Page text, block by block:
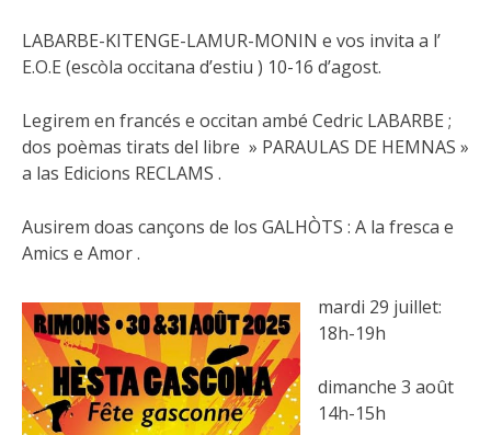
LABARBE-KITENGE-LAMUR-MONIN e vos invita a l’
E.O.E (escòla occitana d’estiu ) 10-16 d’agost.
Legirem en francés e occitan ambé Cedric LABARBE ;
dos poèmas tirats del libre » PARAULAS DE HEMNAS »
a las Edicions RECLAMS .
Ausirem doas cançons de los GALHÒTS : A la fresca e
Amics e Amor .
mardi 29 juillet:
18h-19h
dimanche 3 août
14h-15h